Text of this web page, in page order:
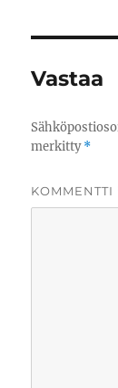
Vastaa
merkitty*
KOMMENTTI